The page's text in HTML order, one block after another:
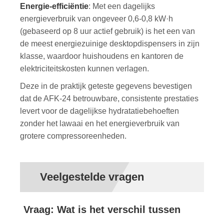
Energie-efficiëntie: Met een dagelijks
energieverbruik van ongeveer 0,6-0,8 kW·h
(gebaseerd op 8 uur actief gebruik) is het een van
de meest energiezuinige desktopdispensers in zijn
klasse, waardoor huishoudens en kantoren de
elektriciteitskosten kunnen verlagen.
Deze in de praktijk geteste gegevens bevestigen
dat de AFK-24 betrouwbare, consistente prestaties
levert voor de dagelijkse hydratatiebehoeften
zonder het lawaai en het energieverbruik van
grotere compressoreenheden.
Veelgestelde vragen
Vraag: Wat is het verschil tussen